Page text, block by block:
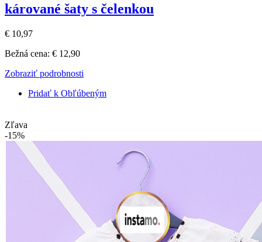
kárované šaty s čelenkou
€ 10,97
Bežná cena: € 12,90
Zobraziť podrobnosti
Pridať k Obľúbeným
Zľava
-15%